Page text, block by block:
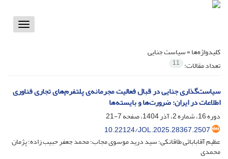
Toggle
کلیدواژه‌ها =سیاست جنایی
تعداد مقالات: 11
سیاست‌گذاری جنایی در قبال فعالیت مجرمانه‌ی پلتفرم‌های تجاری فناوری
اطلاعات در ایران: ضرورت‌ها و بایسته‌ها
دوره 16، شماره 2، آذر 1404، صفحه
7-21
10.22124/JOL.2025.28367.2507
عظیم آقابابائی طاقانکی؛ سید درید موسوی مجاب؛ محمد جعفر حبیب زاده؛ پژمان
محمدی